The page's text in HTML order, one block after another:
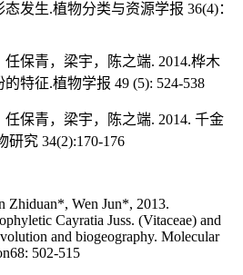
发生.植物分类与资源学报 36(4)：
保青，梁宇，陈之端. 2014.桦木
特征.植物学报 49 (5): 524-538
保青，梁宇，陈之端. 2014. 千金
究 34(2):170-176
Zhiduan*, Wen Jun*, 2013.
Cayratia Juss. (Vitaceae) and
and biogeography. Molecular
502-515